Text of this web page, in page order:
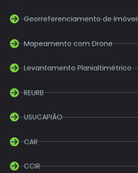
Georreferenciamento de
Mapeamento com Drone
Levantamento Planialtimétrico
REURB
USUCAPIÃO
CAR
CCIR